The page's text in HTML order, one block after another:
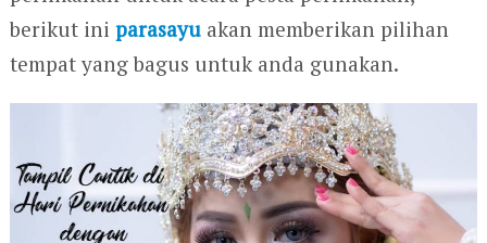
berikut ini parasayuakan memberikan pilihan
tempat yang bagus untuk anda gunakan.